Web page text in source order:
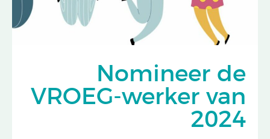
Nomineer de
VROEG-werker van
2024